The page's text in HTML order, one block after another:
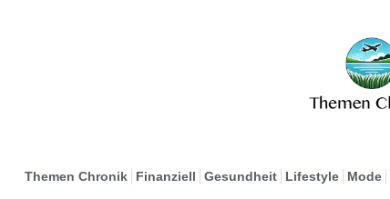
Themen Chronik Finanziell Gesundheit Lifestyle Mode